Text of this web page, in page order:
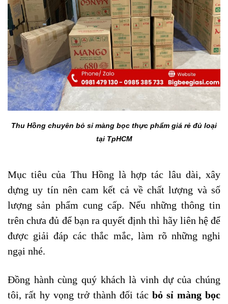
Thu Hồng chuyên bỏ sỉ màng bọc thực phẩm giá rẻ đủ loại
tại TpHCM
Mục tiêu của Thu Hồng là hợp tác lâu dài, xây
dựng uy tín nên cam kết cả về chất lượng và số
lượng sản phẩm cung cấp. Nếu những thông tin
trên chưa đủ để bạn ra quyết định thì hãy liên hệ để
được giải đáp các thắc mắc, làm rõ những nghi
ngại nhé.
Đồng hành cùng quý khách là vinh dự của chúng
tôi, rất hy vọng trở thành đối tác bỏ sỉ màng bọc